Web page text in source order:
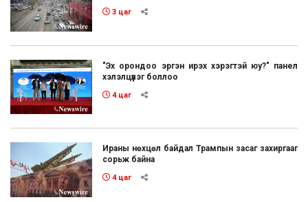
3 цаг
"Эх орондоо эргэн ирэх хэрэгтэй юу?" панел
хэлэлцүүлэг боллоо
4 цаг
Ираны нөхцөл байдал Трампын засаг захиргааг
сорьж байна
4 цаг